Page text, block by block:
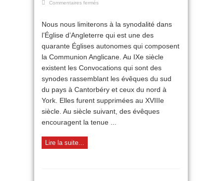
Commentaires fermés
et
synodalité
Nous nous limiterons à la synodalité dans
l’Église d’Angleterre qui est une des
quarante Églises autonomes qui composent
la Communion Anglicane. Au IXe siècle
existent les Convocations qui sont des
synodes rassemblant les évêques du sud
du pays à Cantorbéry et ceux du nord à
York. Elles furent supprimées au XVIIIe
siècle. Au siècle suivant, des évêques
encouragent la tenue ...
Lire la suite...